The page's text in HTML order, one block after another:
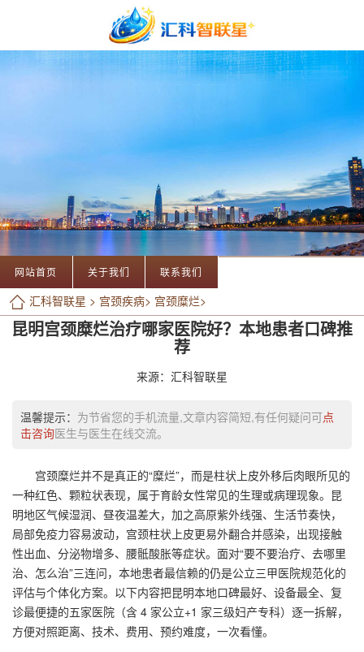
网站首页 关于我们 联系我们
汇科智联星 > 宫颈疾病> 宫颈糜烂>
昆明宫颈糜烂治疗哪家医院好？本地患者口碑推
荐
来源：汇科智联星
温馨提示： 为节省您的手机流量,文章内容简短,有任何疑问可点
击咨询医生与医生在线交流。
宫颈糜烂并不是真正的“糜烂”，而是柱状上皮外移后肉眼所见的
一种红色、颗粒状表现，属于育龄女性常见的生理或病理现象。昆
明地区气候湿润、昼夜温差大，加之高原紫外线强、生活节奏快，
局部免疫力容易波动，宫颈柱状上皮更易外翻合并感染，出现接触
性出血、分泌物增多、腰骶酸胀等症状。面对“要不要治疗、去哪里
治、怎么治”三连问，本地患者最信赖的仍是公立三甲医院规范化的
评估与个体化方案。以下内容把昆明本地口碑最好、设备最全、复
诊最便捷的五家医院（含 4 家公立+1 家三级妇产专科）逐一拆解，
方便对照距离、技术、费用、预约难度，一次看懂。